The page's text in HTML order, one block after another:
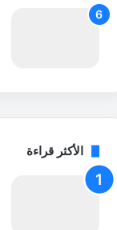
الأكثر قراءة